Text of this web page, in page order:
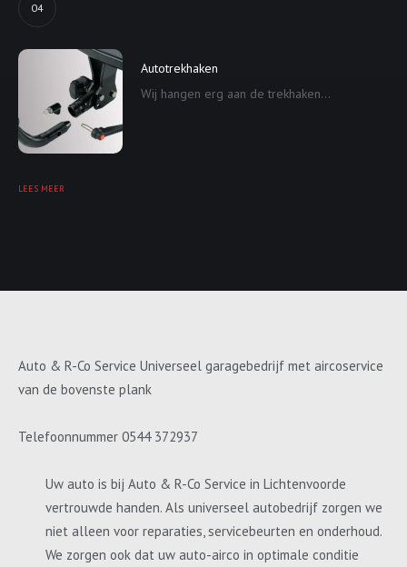
04
Autotrekhaken
Wij hangen erg aan de trekhaken...
LEES MEER
Auto & R-Co Service Universeel garagebedrijf met aircoservice
van de bovenste plank
Telefoonnummer 0544 372937
Uw auto is bij Auto & R-Co Service in Lichtenvoorde
vertrouwde handen. Als universeel autobedrijf zorgen we
niet alleen voor reparaties, servicebeurten en onderhoud.
We zorgen ook dat uw auto-airco in optimale conditie